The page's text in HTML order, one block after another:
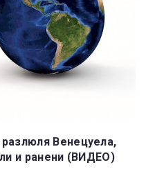
Венецуела,
и ранени (ВИДЕО)